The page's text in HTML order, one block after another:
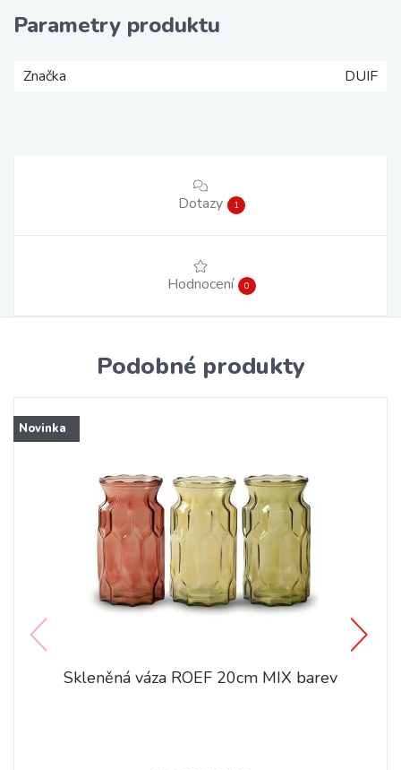
Parametry produktu
Značka DUIF
Dotazy 1
Hodnocení 0
Podobné produkty
Novinka
Skleněná váza ROEF 20cm MIX barev